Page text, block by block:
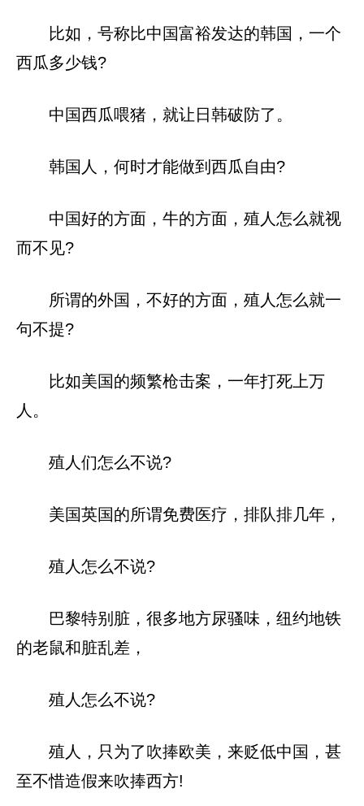
比如，号称比中国富裕发达的韩国，一个
西瓜多少钱?
中国西瓜喂猪，就让日韩破防了。
韩国人，何时才能做到西瓜自由?
中国好的方面，牛的方面，殖人怎么就视
而不见?
所谓的外国，不好的方面，殖人怎么就一
句不提?
比如美国的频繁枪击案，一年打死上万
人。
殖人们怎么不说?
美国英国的所谓免费医疗，排队排几年，
殖人怎么不说?
巴黎特别脏，很多地方尿骚味，纽约地铁
的老鼠和脏乱差，
殖人怎么不说?
殖人，只为了吹捧欧美，来贬低中国，甚
至不惜造假来吹捧西方!